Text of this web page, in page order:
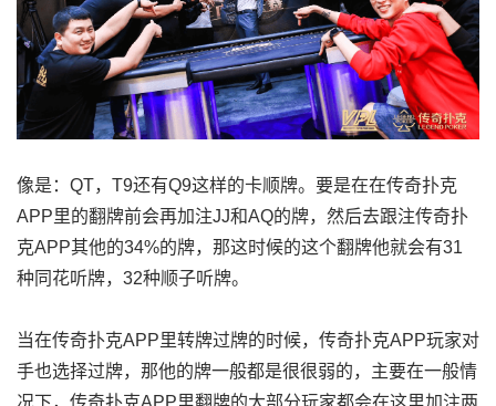
像是：QT，T9还有Q9这样的卡顺牌。要是在在传奇扑克
APP里的翻牌前会再加注JJ和AQ的牌，然后去跟注传奇扑
克APP其他的34%的牌，那这时候的这个翻牌他就会有31
种同花听牌，32种顺子听牌。
当在传奇扑克APP里转牌过牌的时候，传奇扑克APP玩家对
手也选择过牌，那他的牌一般都是很很弱的，主要在一般情
况下，传奇扑克APP里翻牌的大部分玩家都会在这里加注两